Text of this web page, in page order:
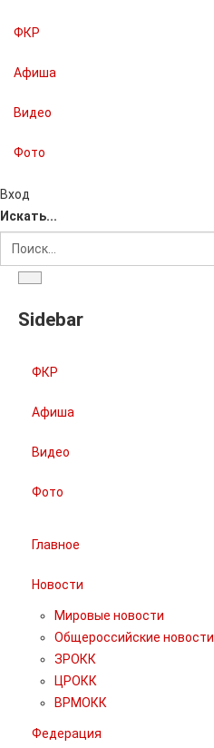
ФКР
Афиша
Видео
Фото
Вход
Искать...
Sidebar
ФКР
Афиша
Видео
Фото
Главное
Новости
Мировые новости
Общероссийские новости
ЗРОКК
ЦРОКК
ВРМОКК
Федерация